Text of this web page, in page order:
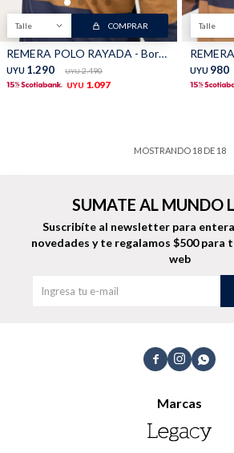
Talle COMPRAR
REMERA POLO RAYADA - Bordo
UYU 1.290 UYU 2.490
UYU 1.097
Talle
UYU 980
MOSTRANDO 18DE 18
  
Marcas
SUMATE AL MUNDO
Suscribíte al newsletter para
novedades y te regalamos $500 para
web